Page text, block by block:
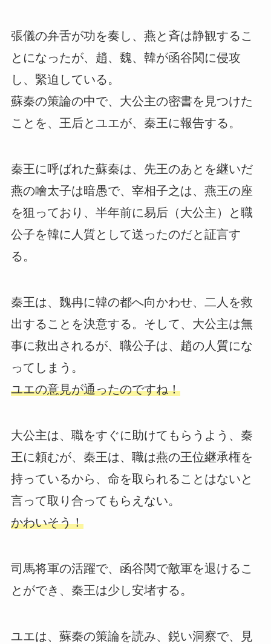
張儀の弁舌が功を奏し、燕と斉は静観するこ
とになったが、趙、魏、韓が函谷関に侵攻
し、緊迫している。
蘇秦の策論の中で、大公主の密書を見つけた
ことを、王后とユエが、秦王に報告する。
秦王に呼ばれた蘇秦は、先王のあとを継いだ
燕の噲太子は暗愚で、宰相子之は、燕王の座
を狙っており、半年前に易后（大公主）と職
公子を韓に人質として送ったのだと証言す
る。
秦王は、魏冉に韓の都へ向かわせ、二人を救
出することを決意する。そして、大公主は無
事に救出されるが、職公子は、趙の人質にな
ってしまう。
ユエの意見が通ったのですね！
大公主は、職をすぐに助けてもらうよう、秦
王に頼むが、秦王は、職は燕の王位継承権を
持っているから、命を取られることはないと
言って取り合ってもらえない。
かわいそう！
司馬将軍の活躍で、函谷関で敵軍を退けるこ
とができ、秦王は少し安堵する。
ユエは、蘇秦の策論を読み、鋭い洞察で、見